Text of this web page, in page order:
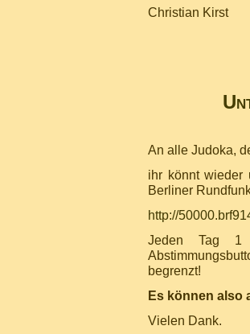
Christian Kirst
An alle Judoka,
ihr könnt wieder
Berliner
http://
Jeden Tag
begrenzt!
Es können also
Vielen Dank.